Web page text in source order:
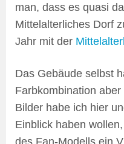
man, dass es quasi
Mittelalterliches Dorf
Jahr mit der
Das Gebäude selbst
Farbkombination
Bilder habe ich hier
Einblick haben
des Fan-Modells ein